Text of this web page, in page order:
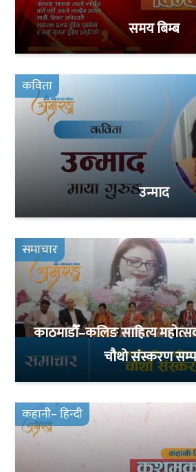
समय बिम्ब
कविता
उन्माद
समाचार
काठमाडौँ–कलिङ साहित्य
चौथो संस्करण
कहानी– हिन्दी